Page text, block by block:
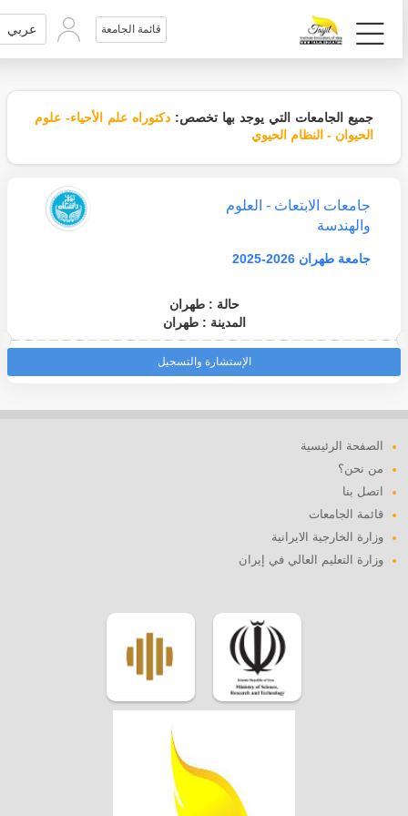
قائمة الجامعة عربي
جميع الجامعات التي يوجد بها تخصص:دكتوراه علم الأحياء- علوم
الحيوان - النظام الحيوي
جامعات الابتعاث - العلوم
والهندسة
جامعة طهران 2026-2025
حالة : طهران
المدينة : طهران
الإستشارة والتسجيل
الصفحة الرئيسية
من نحن؟
اتصل بنا
قائمة الجامعات
وزارة الخارجية الايرانية
وزارة التعليم العالي في إيران